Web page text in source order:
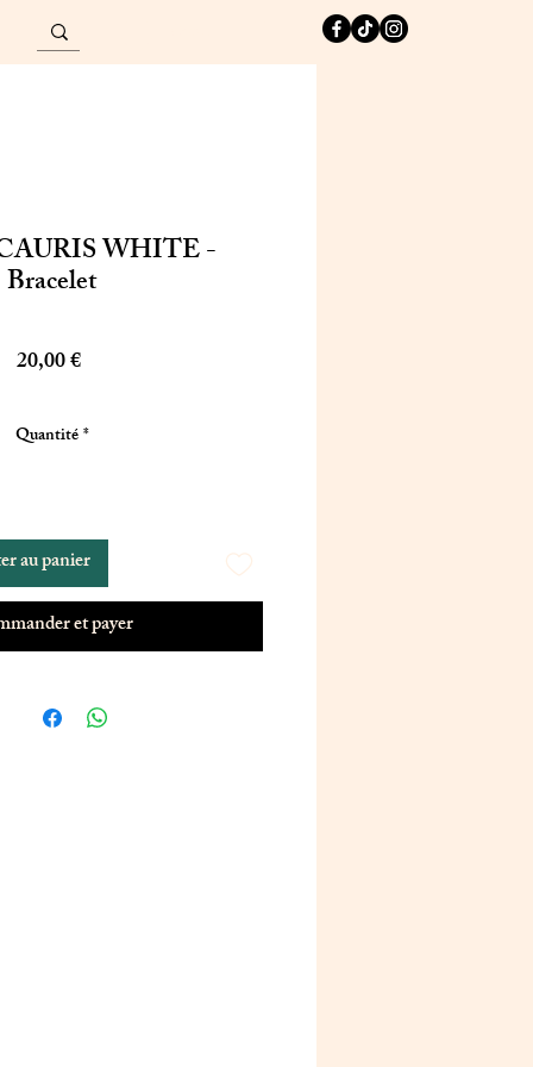
WHITE -
Bracelet
20,00 €Prix
Quantité*
au panier
et payer